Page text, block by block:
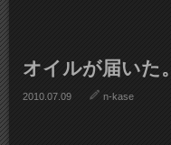
オイルが届いた。
2010.07.09 n-kase